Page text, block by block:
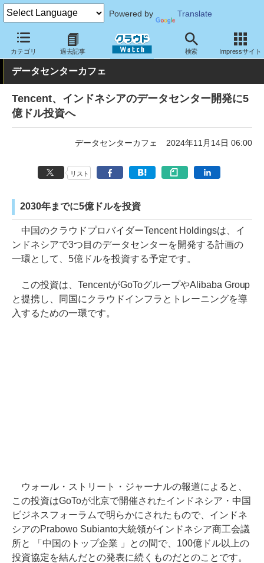
Powered by Translate
カテゴリ 過去記事 検索 Impressサイト
クラウド Watch ハード・インフラ データセンター
データセンターカフェ
Tencent、インドネシアのデータセンター開発に5
億ドル投資へ
データセンターカフェ 2024年11月14日 06:00
リスト
2030年までに5億ドルを投資
中国のクラウドプロバイダーTencent Holdingsは、イ
ンドネシアで3つ目のデータセンターを開発する計画の
一環として、5億ドルを投資する予定です。
この投資は、TencentがGoToグループやAlibaba Group
と提携し、同国にクラウドインフラとトレーニングを導
入するための一環です。
ウォール・ストリート・ジャーナルの報道によると、
この投資はGoToが北京で開催されたインドネシア・中国
ビジネスフォーラムで明らかにされたもので、インドネ
シアのPrabowo Subianto大統領がインドネシア商工会議
所と 「中国のトップ企業 」との間で、100億ドル以上の
投資協定を結んだとの発表に続くものだとのことです。